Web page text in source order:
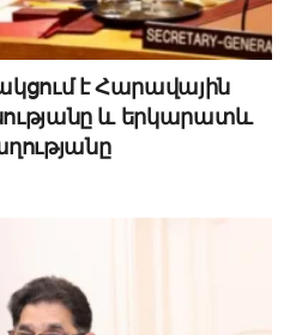
է Հարավային
և երկարատև